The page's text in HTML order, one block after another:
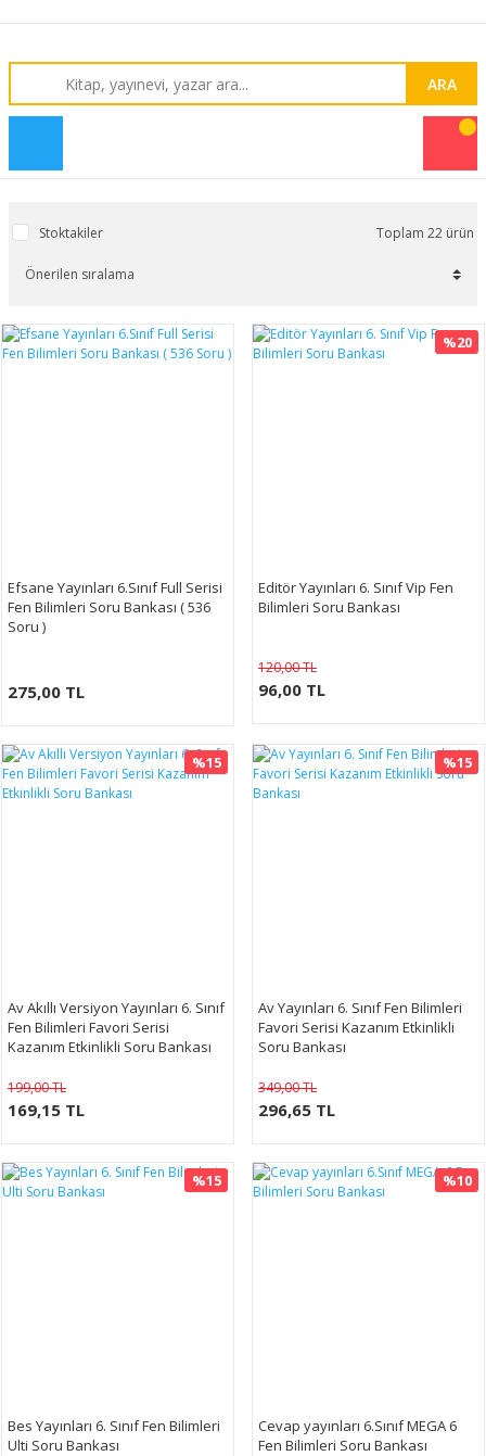
ARA
Stoktakiler Toplam 22 ürün
Efsane Yayınları 6.Sınıf Full Serisi
Fen Bilimleri Soru Bankası ( 536
Soru )
275,00 TL
%20
Editör Yayınları 6. Sınıf Vip Fen
Bilimleri Soru Bankası
120,00 TL
96,00 TL
%15
Av Akıllı Versiyon Yayınları 6. Sınıf
Fen Bilimleri Favori Serisi
Kazanım Etkinlikli Soru Bankası
199,00 TL
169,15 TL
%15
Av Yayınları 6. Sınıf Fen Bilimleri
Favori Serisi Kazanım Etkinlikli
Soru Bankası
349,00 TL
296,65 TL
%15
Bes Yayınları 6. Sınıf Fen Bilimleri
Ulti Soru Bankası
%10
Cevap yayınları 6.Sınıf MEGA 6
Fen Bilimleri Soru Bankası